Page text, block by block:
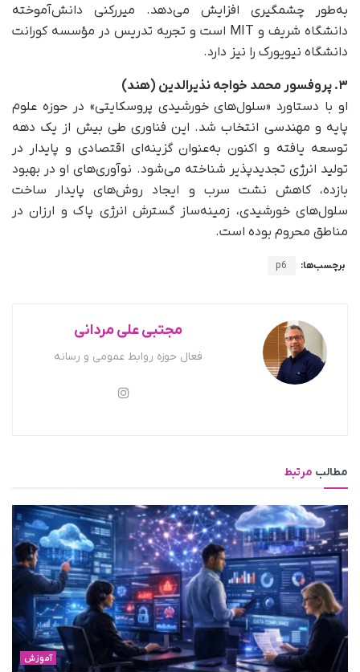
به‌طور چشمگیری افزایش می‌دهد. میررکنی دانش‌آموخته
دانشگاه شریف و MIT است و تجربه تدریس در مؤسسه کورانت
دانشگاه نیویورک را نیز دارد.
۳. پروفسور محمد خواجه نذیرالدین (هند)
او با دستاورد «سلول‌های خورشیدی پروسکایتی» در حوزه علوم
پایه و مهندسی انتخاب شد. این فناوری طی بیش از یک دهه
توسعه یافته و اکنون به‌عنوان گزینه‌ای اقتصادی و پایدار در
تولید انرژی تجدیدپذیر شناخته می‌شود. نوآوری‌های او در بهبود
بازده، کاهش نشت سرب و ایجاد روش‌های پایدار ساخت
سلول‌های خورشیدی، زمینه‌ساز گسترش انرژی پاک و ارزان در
مناطق محروم بوده است.
برچسب‌ها: p6
مجتبی علی مردانی
فعال حوزه روابط عمومی و رسانه
مطالب مرتبط
آموزش